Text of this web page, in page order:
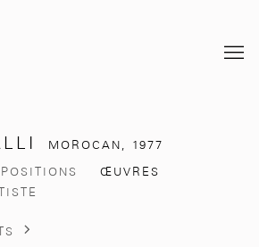
MOROCAN, 1977
ŒUVRES